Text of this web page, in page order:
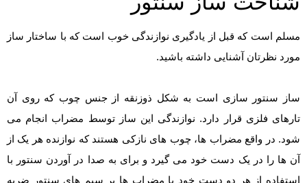
مسلم است که قبل از یادگیری نوازندگی خوب است که با ساختار ساز
مورد نظرتان آشنایی داشته باشید.
ساز سنتور سازی است به شکل ذوزنقه از جنس چوب که روی آن
تارهای فلزی قرار دارد. نوازندگی این ساز توسط مضراب انجام می
شود. در واقع مضراب ها، چوب های نازکی هستند که نوازنده هر یک از
آن ها را در یک دست خود می گیرد و برای به صدا در آوردن سنتور با
استفاده از هر دو دست خود با مضراب ها بر سیم های سنتور ضربه